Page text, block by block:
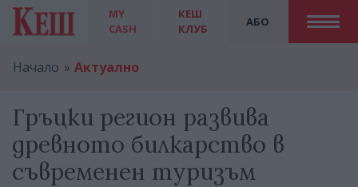
MY
CASH
АБО
КЕШ
КЛУБ
Начало Актуално
Гръцки регион развива
древното билкарство в
съвременен туризъм